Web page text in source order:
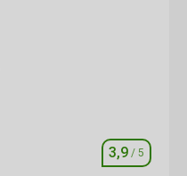
5,0/ 5
Ocena
3,9 / 5